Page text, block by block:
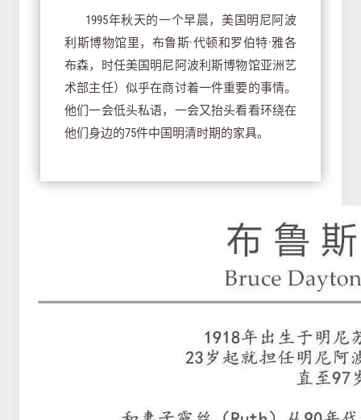
1995年秋天的一个早晨，美国明尼阿波
利斯博物馆里，布鲁斯·代顿和罗伯特·雅各
布森，时任美国明尼阿波利斯博物馆亚洲艺
术部主任）似乎在商讨着一件重要的事情。
他们一会低头私语，一会又抬头看看环绕在
他们身边的75件中国明清时期的家具。